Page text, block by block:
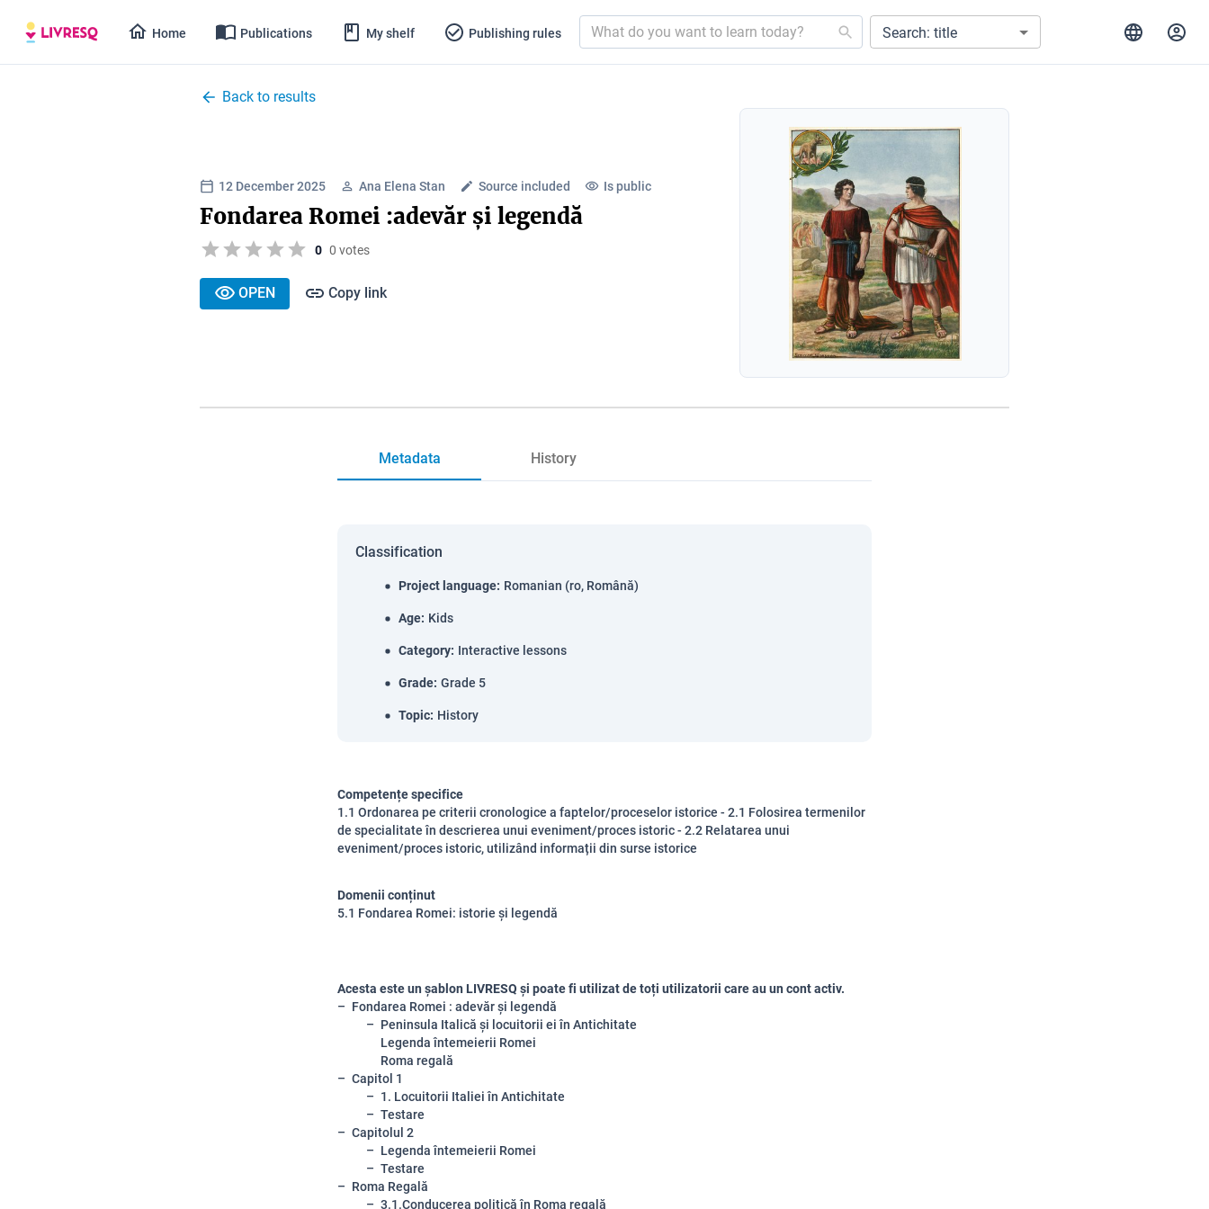
Home Publications My shelf Publishing rules Search: title
Back to results
12 December 2025 Ana Elena Stan Source included Is public
Fondarea Romei :adevăr și legendă
0 0 votes
OPEN Copy link
Metadata History
Classification
Project language: Romanian (ro, Română)
Age: Kids
Category: Interactive lessons
Grade: Grade 5
Topic: History
Competențe specifice
1.1 Ordonarea pe criterii cronologice a faptelor/proceselor istorice - 2.1 Folosirea termenilor
de specialitate în descrierea unui eveniment/proces istoric - 2.2 Relatarea unui
eveniment/proces istoric, utilizând informații din surse istorice
Domenii conținut
5.1 Fondarea Romei: istorie și legendă
Acesta este un șablon LIVRESQ și poate fi utilizat de toți utilizatorii care au un cont activ.
Fondarea Romei : adevăr și legendă
Peninsula Italică și locuitorii ei în Antichitate
Legenda întemeierii Romei
Roma regală
Capitol 1
1. Locuitorii Italiei în Antichitate
Testare
Capitolul 2
Legenda întemeierii Romei
Testare
Roma Regală
3.1.Conducerea politică în Roma regală